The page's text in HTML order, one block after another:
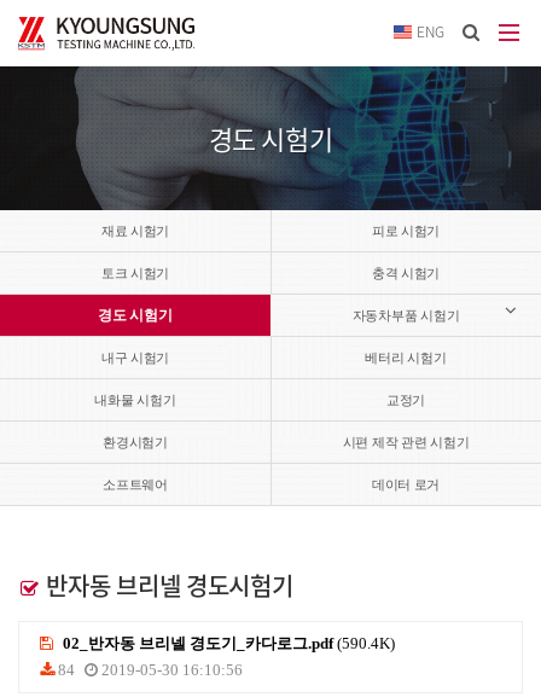
ENG
입력
답변
답변
이메
전송
경도 시험기
재료 시험기 피로 시험기
토크 시험기 충격 시험기
경도 시험기 자동차부품 시험기
내구 시험기 베터리 시험기
내화물 시험기 교정기
환경시험기 시편 제작 관련 시험기
소프트웨어 데이터 로거
반자동 브리넬 경도시험기
02_반자동 브리넬 경도기_카다로그.pdf(590.4K)
84
2019-05-30 16:10:56